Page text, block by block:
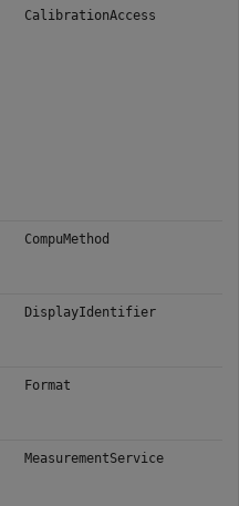
CalibrationAccess
CompuMethod
DisplayIdentifier
Format
MeasurementService